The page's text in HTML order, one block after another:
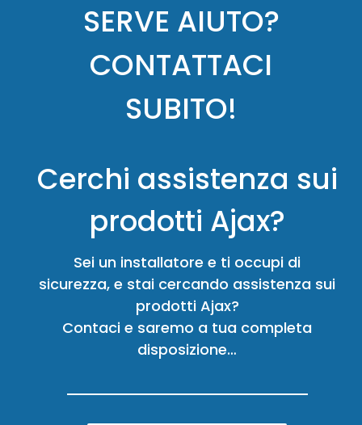
SERVE AIUTO?
CONTATTACI
SUBITO!
Cerchi assistenza sui
prodotti Ajax?
Sei un installatore e ti occupi di
sicurezza, e stai cercando assistenza sui
prodotti Ajax?
Contaci e saremo a tua completa
disposizione…